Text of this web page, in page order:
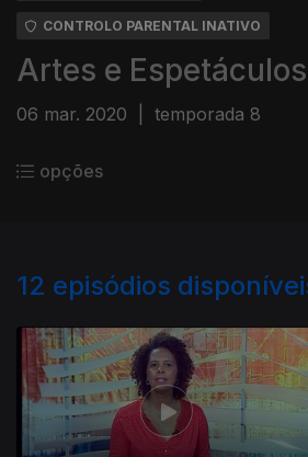
CONTROLO PARENTAL INATIVO
Artes e Espetáculos
06 mar. 2020 temporada 8
opções
12 episódios